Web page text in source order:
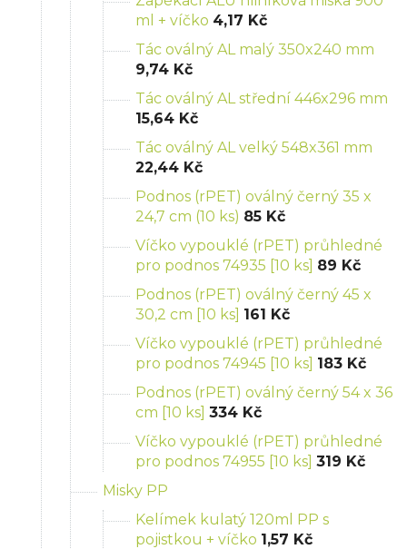
ml + víčko 4,17 Kč
Tác oválný AL malý 350x240 mm
9,74 Kč
Tác oválný AL střední 446x296 mm
15,64 Kč
Tác oválný AL velký 548x361 mm
22,44 Kč
Podnos (rPET) oválný černý 35 x
24,7 cm (10 ks) 85 Kč
Víčko vypouklé (rPET) průhledné
pro podnos 74935 [10 ks] 89 Kč
Podnos (rPET) oválný černý 45 x
30,2 cm [10 ks] 161 Kč
Víčko vypouklé (rPET) průhledné
pro podnos 74945 [10 ks] 183 Kč
Podnos (rPET) oválný černý 54 x 36
cm [10 ks] 334 Kč
Víčko vypouklé (rPET) průhledné
pro podnos 74955 [10 ks] 319 Kč
Misky PP
Kelímek kulatý 120ml PP s
pojistkou + víčko 1,57 Kč